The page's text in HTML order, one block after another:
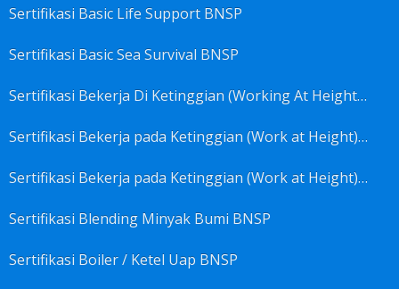
Sertifikasi Basic Life Support BNSP
Sertifikasi Basic Sea Survival BNSP
Sertifikasi Bekerja Di Ketinggian (Working At Height) BNSP
Sertifikasi Bekerja pada Ketinggian (Work at Height)-Competency person (TKPK-TK3) BNSP
Sertifikasi Bekerja pada Ketinggian (Work at Height)-Pekerja/Standby Person (TKBT-TK2) BNSP
Sertifikasi Blending Minyak Bumi BNSP
Sertifikasi Boiler / Ketel Uap BNSP